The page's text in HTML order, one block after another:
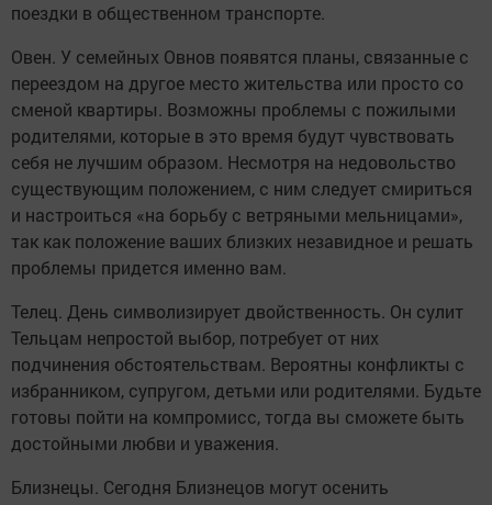
поездки в общественном транспорте.
Овен. У семейных Овнов появятся планы, связанные с
переездом на другое место жительства или просто со
сменой квартиры. Возможны проблемы с пожилыми
родителями, которые в это время будут чувствовать
себя не лучшим образом. Несмотря на недовольство
существующим положением, с ним следует смириться
и настроиться «на борьбу с ветряными мельницами»,
так как положение ваших близких незавидное и решать
проблемы придется именно вам.
Телец. День символизирует двойственность. Он сулит
Тельцам непростой выбор, потребует от них
подчинения обстоятельствам. Вероятны конфликты с
избранником, супругом, детьми или родителями. Будьте
готовы пойти на компромисс, тогда вы сможете быть
достойными любви и уважения.
Близнецы. Сегодня Близнецов могут осенить